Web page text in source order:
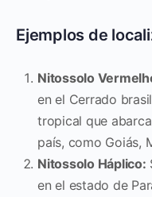
Ejemplos de
Nitossolo
en el Cerrado
tropical que
país, como Goiás,
Nitossolo Háplico:
en el estado de